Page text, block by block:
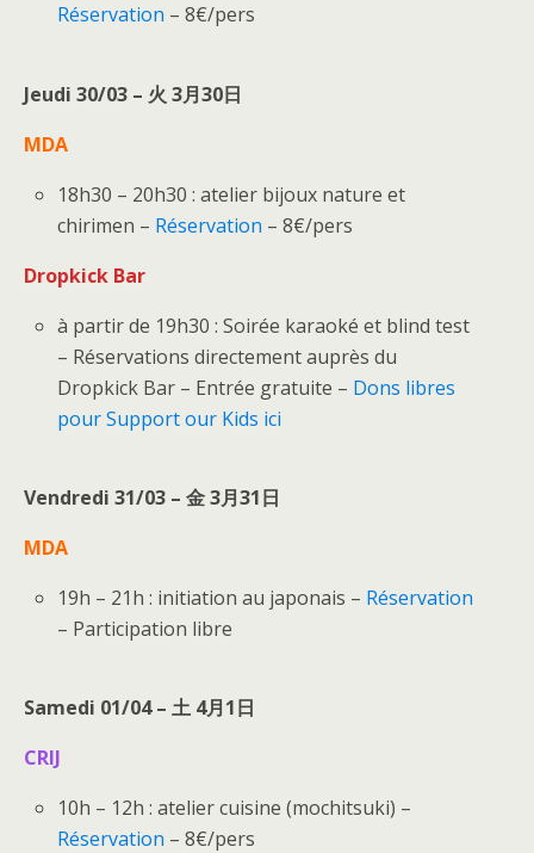
Réservation – 8€/pers
Jeudi 30/03 – 火 3月30日
MDA
18h30 – 20h30 : atelier bijoux nature et
chirimen – Réservation – 8€/pers
Dropkick Bar
à partir de 19h30 : Soirée karaoké et blind test
– Réservations directement auprès du
Dropkick Bar – Entrée gratuite – Dons libres
pour Support our Kids ici
Vendredi 31/03 – 金 3月31日
MDA
19h – 21h : initiation au japonais – Réservation
– Participation libre
Samedi 01/04 – 土 4月1日
CRIJ
10h – 12h : atelier cuisine (mochitsuki) –
Réservation – 8€/pers